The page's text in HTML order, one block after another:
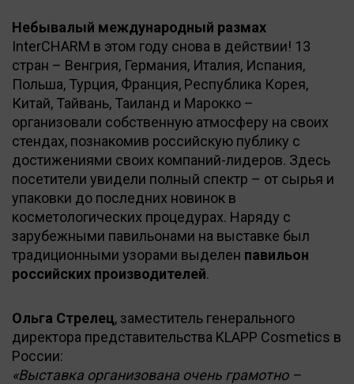
Небывалый международный размах
InterCHARM в этом году снова в действии! 13
стран – Венгрия, Германия, Италия, Испания,
Польша, Турция, Франция, Республика Корея,
Китай, Тайвань, Таиланд и Марокко –
организовали собственную атмосферу на своих
стендах, познакомив российскую публику с
достижениями своих компаний-лидеров. Здесь
посетители увидели полный спектр – от сырья и
упаковки до последних новинок в
косметологических процедурах. Наряду с
зарубежными павильонами на выставке был
традиционными узорами выделен павильон
российских производителей.
Ольга Стрелец, заместитель генерального
директора представительства KLAPP Cosmetics в
России:
«Выставка организована очень грамотно –